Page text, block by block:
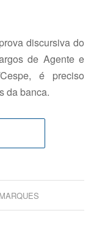
discursiva do
de Agente e
é preciso
da banca.